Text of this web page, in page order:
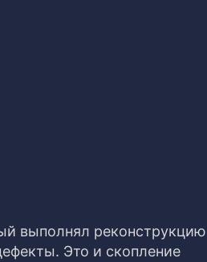
выполнял реконструкцию
Это и скопление